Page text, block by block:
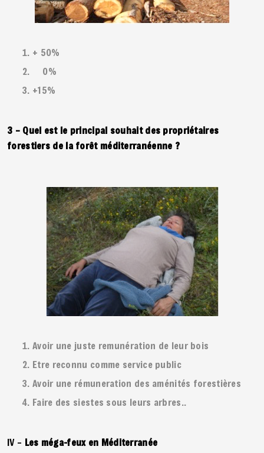
+ 50%
0%
+15%
3 – Quel est le principal souhait des propriétaires
forestiers de la forêt méditerranéenne ?
Avoir une juste remunération de leur bois
Etre reconnu comme service public
Avoir une rémuneration des aménités forestières
Faire des siestes sous leurs arbres..
IV – Les méga-feux en Méditerranée